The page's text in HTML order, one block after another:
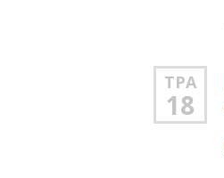
ТРА
18